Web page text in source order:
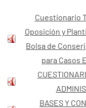
Cuestionario
Oposición y
Bolsa de
para Casos
BASES Y